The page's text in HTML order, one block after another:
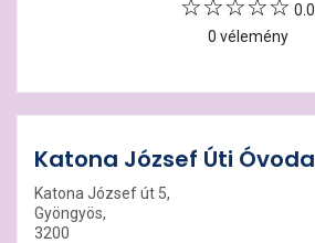
0.0
0 vélemény
Katona József Úti Óvoda
Katona József út 5,
Gyöngyös,
3200